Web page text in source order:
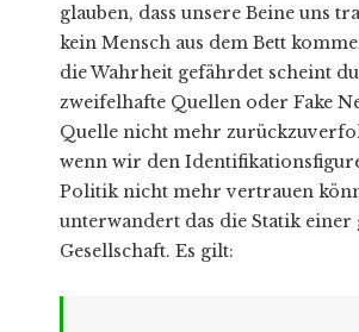
glauben, dass unsere Beine uns
kein Mensch aus dem Bett
die Wahrheit gefährdet scheint
zweifelhafte Quellen oder Fake
Quelle nicht mehr
wenn wir den
Politik nicht mehr vertrauen
unterwandert das die Statik einer
Gesellschaft. Es gilt: